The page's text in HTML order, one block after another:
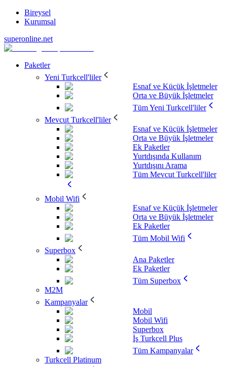
Bireysel
Kurumsal
superonline.net
Paketler
Yeni Turkcell'liler
Esnaf ve Küçük İşletmeler
Orta ve Büyük İşletmeler
Tüm Yeni Turkcell'liler
Mevcut Turkcell'liler
Esnaf ve Küçük İşletmeler
Orta ve Büyük İşletmeler
Ek Paketler
Yurtdışında Kullanım
Yurtdışını Arama
Tüm Mevcut Turkcell'liler
Mobil Wifi
Esnaf ve Küçük İşletmeler
Orta ve Büyük İşletmeler
Ek Paketler
Tüm Mobil Wifi
Superbox
Ana Paketler
Ek Paketler
Tüm Superbox
M2M
Kampanyalar
Mobil
Mobil Wifi
Superbox
İş Turkcell Plus
Tüm Kampanyalar
Turkcell Platinum